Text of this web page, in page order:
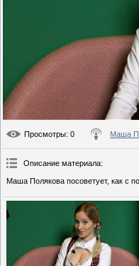
Просмотры: 0 Маша
Описание материала:
Маша Полякова посоветует, как с